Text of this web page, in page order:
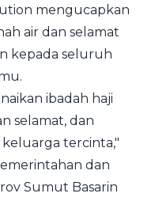
mengucapkan
air dan selamat
kepada seluruh
ibadah haji
selamat, dan
tercinta,"
dan
Sumut Basarin